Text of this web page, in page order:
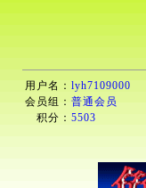
用户名： lyh7109000
会员组： 普通会员
积分： 5503